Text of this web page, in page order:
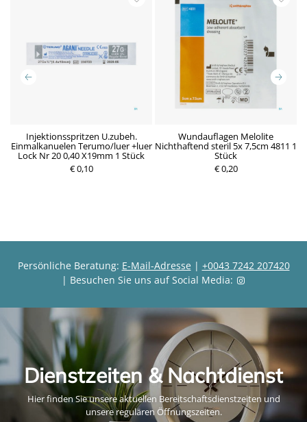
Injektionsspritzen U.zubeh.
Einmalkanuelen Terumo/luer +luer
Lock Nr 20 0,40 X19mm 1 Stück
€ 0,10
Wundauflagen Melolite
Nichthaftend steril 5x 7,5cm 4811 1
Stück
€ 0,20
Persönliche Beratung: E-Mail-Adresse | +0043 7242 207420
| Besuchen Sie uns auf Social Media:
Dienstzeiten & Nachtdienst
Hier finden Sie unsere aktuellen Bereitschaftsdienstzeiten und
unsere regulären Öffnungszeiten.